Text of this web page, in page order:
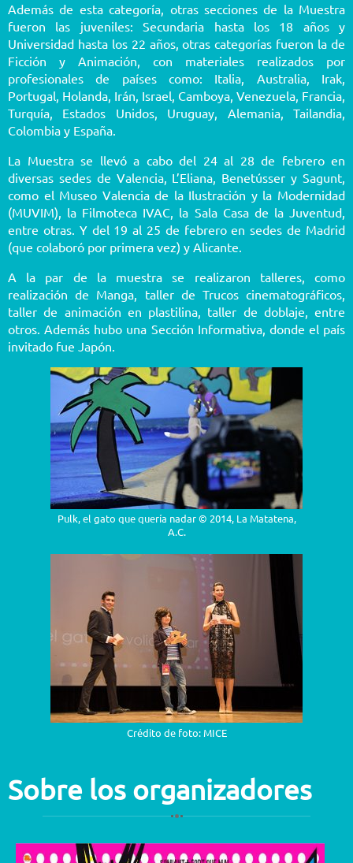
Además de esta categoría, otras secciones de la Muestra
fueron las juveniles: Secundaria hasta los 18 años y
Universidad hasta los 22 años, otras categorías fueron la de
Ficción y Animación, con materiales realizados por
profesionales de países como: Italia, Australia, Irak,
Portugal, Holanda, Irán, Israel, Camboya, Venezuela, Francia,
Turquía, Estados Unidos, Uruguay, Alemania, Tailandia,
Colombia y España.
La Muestra se llevó a cabo del 24 al 28 de febrero en
diversas sedes de Valencia, L’Eliana, Benetússer y Sagunt,
como el Museo Valencia de la Ilustración y la Modernidad
(MUVIM), la Filmoteca IVAC, la Sala Casa de la Juventud,
entre otras. Y del 19 al 25 de febrero en sedes de Madrid
(que colaboró por primera vez) y Alicante.
A la par de la muestra se realizaron talleres, como
realización de Manga, taller de Trucos cinematográficos,
taller de animación en plastilina, taller de doblaje, entre
otros. Además hubo una Sección Informativa, donde el país
invitado fue Japón.
Pulk, el gato que quería nadar © 2014, La Matatena,
A.C.
Crédito de foto: MICE
Sobre los organizadores